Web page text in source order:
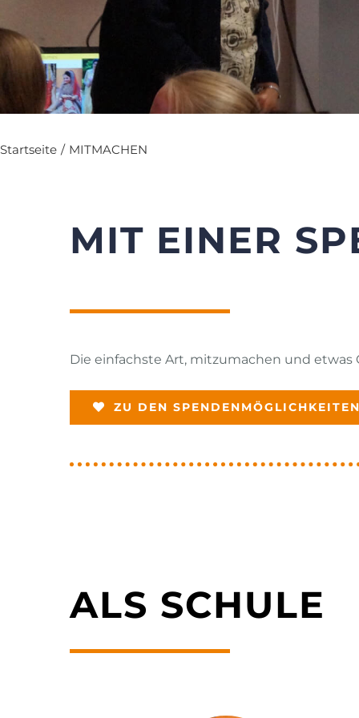
Startseite / MITMACHEN
MIT EINER
Die einfachste Art, mitzumachen und etwas
ZU DEN SPENDENMÖGLICHKEITEN
ALS SCHULE